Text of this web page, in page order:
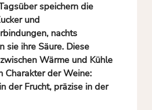
speichern die
und
nachts
sie ihre Säure. Diese
Wärme und Kühle
Charakter der Weine:
der Frucht, präzise in der